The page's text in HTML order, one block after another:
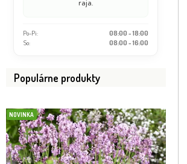
raja.
Po-Pi:
08:00 - 18:00
So:
08:00 - 16:00
Populárne produkty
NOVINKA